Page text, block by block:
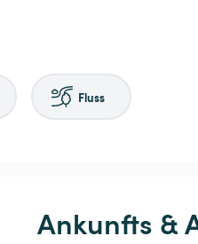
Fluss
Ankunfts &